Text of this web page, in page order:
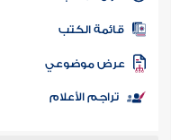
المكتبة
الكتب
موضوعي